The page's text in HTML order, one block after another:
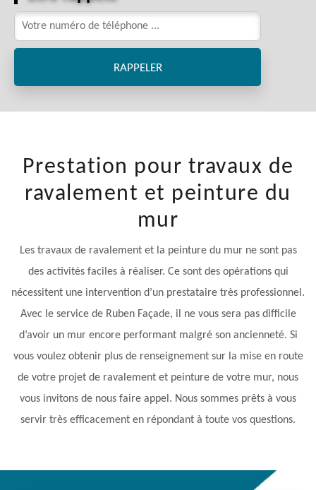
Prestation pour travaux de
ravalement et peinture du
mur
Les travaux de ravalement et la peinture du mur ne sont pas
des activités faciles à réaliser. Ce sont des opérations qui
nécessitent une intervention d’un prestataire très professionnel.
Avec le service de Ruben Façade, il ne vous sera pas difficile
d’avoir un mur encore performant malgré son ancienneté. Si
vous voulez obtenir plus de renseignement sur la mise en route
de votre projet de ravalement et peinture de votre mur, nous
vous invitons de nous faire appel. Nous sommes prêts à vous
servir très efficacement en répondant à toute vos questions.